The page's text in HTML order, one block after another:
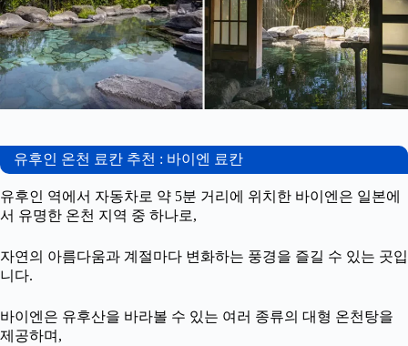
유후인 온천 료칸 추천 : 바이엔 료칸
유후인 역에서 자동차로 약 5분 거리에 위치한 바이엔은 일본에
서 유명한 온천 지역 중 하나로,
자연의 아름다움과 계절마다 변화하는 풍경을 즐길 수 있는 곳입
니다.
바이엔은 유후산을 바라볼 수 있는 여러 종류의 대형 온천탕을
제공하며,